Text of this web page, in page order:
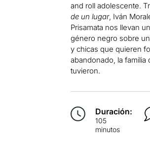
and roll adolescente.
de un lugar, Iván
Prisamata nos llevan
género negro sobre
y chicas que quieren
abandonado, la familia
tuvieron.
Duración:
105
minutos